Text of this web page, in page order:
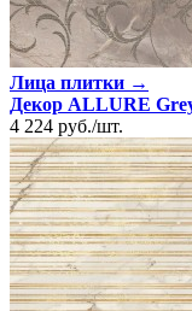
Лица плитки →
Декор ALLURE
4 224 руб./шт.